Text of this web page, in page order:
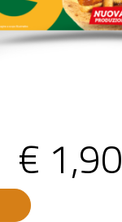
€ 1,90